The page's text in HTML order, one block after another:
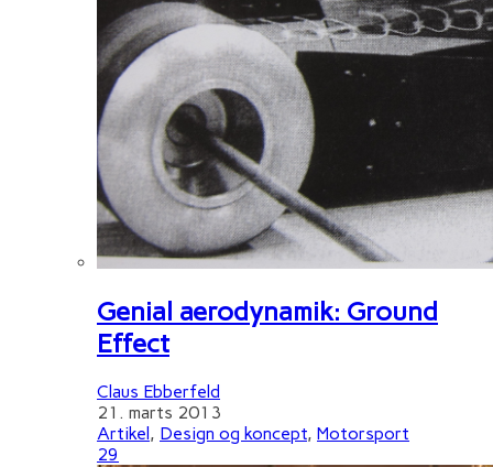
Genial aerodynamik: Ground
Effect
Claus Ebberfeld
21. marts 2013
Artikel, Design og koncept, Motorsport
29